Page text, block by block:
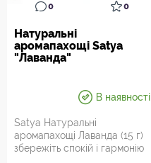
0 0
Натуральні
аромапахощі Satya
"Лаванда"
В наявності
Satya Натуральні
аромапахощі Лаванда (15 г)
збережіть спокій і гармонію